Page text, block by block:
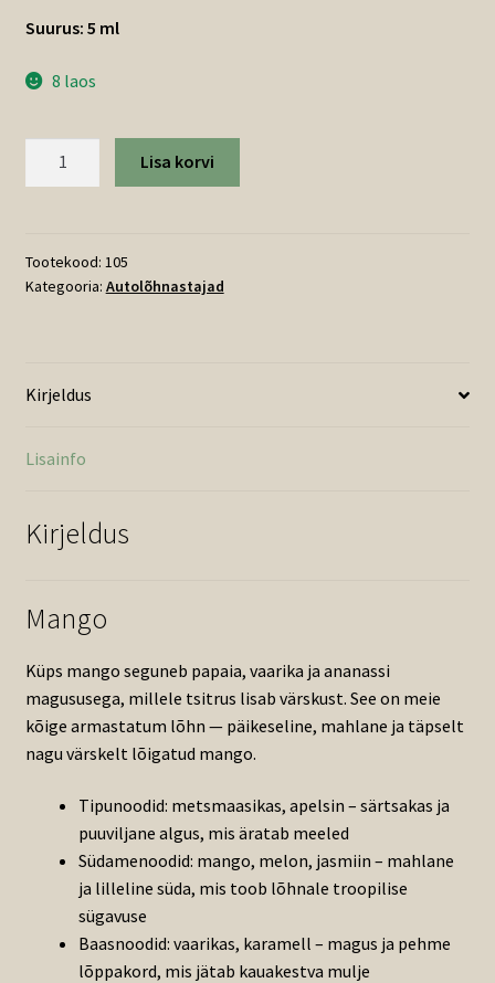
Suurus: 5 ml
8 laos
Lisa korvi
Tootekood: 105
Kategooria: Autolõhnastajad
Kirjeldus
Lisainfo
Kirjeldus
Mango
Küps mango seguneb papaia, vaarika ja ananassi
magususega, millele tsitrus lisab värskust. See on meie
kõige armastatum lõhn — päikeseline, mahlane ja täpselt
nagu värskelt lõigatud mango.
Tipunoodid: metsmaasikas, apelsin – särtsakas ja
puuviljane algus, mis äratab meeled
Südamenoodid: mango, melon, jasmiin – mahlane
ja lilleline süda, mis toob lõhnale troopilise
sügavuse
Baasnoodid: vaarikas, karamell – magus ja pehme
lõppakord, mis jätab kauakestva mulje